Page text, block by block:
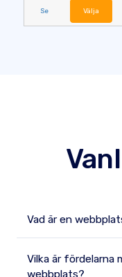
Se Välja
Vad är en
Vilka är fördelarna
webbplats?